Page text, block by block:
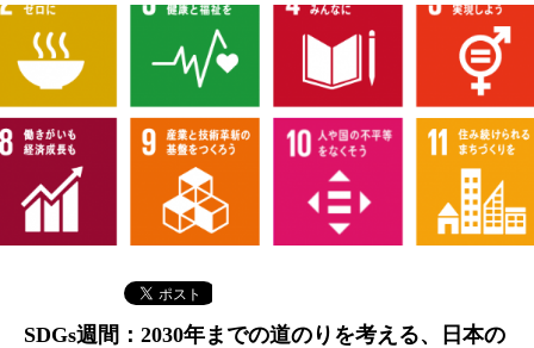
SDGs週間：2030年までの道のりを考える、日本の